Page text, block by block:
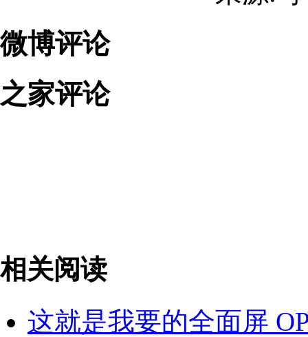
微博评论
之家评论
相关阅读
这就是我要的全面屏